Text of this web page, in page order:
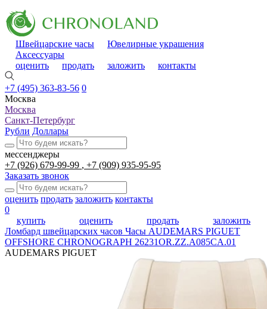
Швейцарские часы
Ювелирные украшения
Аксессуары
оценить
продать заложить контакты
+7 (495) 363-83-56 0
Москва
Москва
Санкт-Петербург
Рубли Доллары
мессенджеры
+7 (926) 679-99-99
+7 (909) 935-95-95
Заказать звонок
оценить продать заложить контакты
0
купить
оценить продать
заложить
Ломбард швейцарских часов Часы AUDEMARS PIGUET
OFFSHORE CHRONOGRAPH 26231OR.ZZ.A085CA.01
AUDEMARS PIGUET